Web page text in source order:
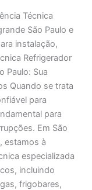
Técnica
São Paulo e
instalação,
Refrigerador
Paulo: Sua
Quando se trata
para
para
Em São
estamos à
especializada
incluindo
frigobares,